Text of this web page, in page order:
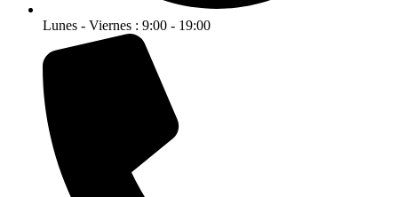
Lunes - Viernes : 9:00 - 19:00